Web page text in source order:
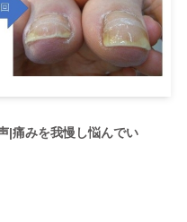
|痛みを我慢し悩んでい